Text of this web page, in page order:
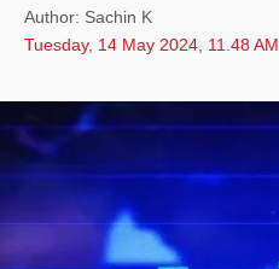
Author: Sachin K
Tuesday, 14 May 2024, 11.48 AM